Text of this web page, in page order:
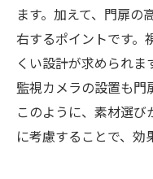
ます。加えて、門扉の
右するポイントです。
くい設計が求められま
監視カメラの設置も門
このように、素材選
に考慮することで、効